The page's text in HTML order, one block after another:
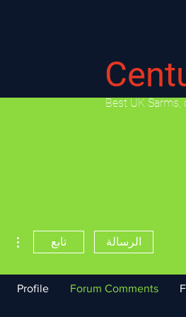
​Best UK
الرسالة تابع
Profile Forum Comments